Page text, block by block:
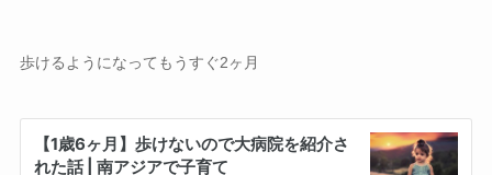
歩けるようになってもうすぐ2ヶ月